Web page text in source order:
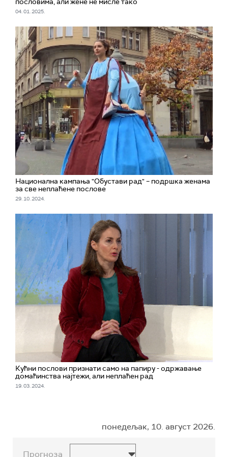
04. 01. 2025.
Национална кампања "Обустави рад" – подршка женама
за све неплаћене послове
29. 10. 2024.
Кућни послови признати само на папиру - одржавање
домаћинства најтежи, али неплаћен рад
19. 03. 2024.
понедељак, 10. август 2026.
Прогноза